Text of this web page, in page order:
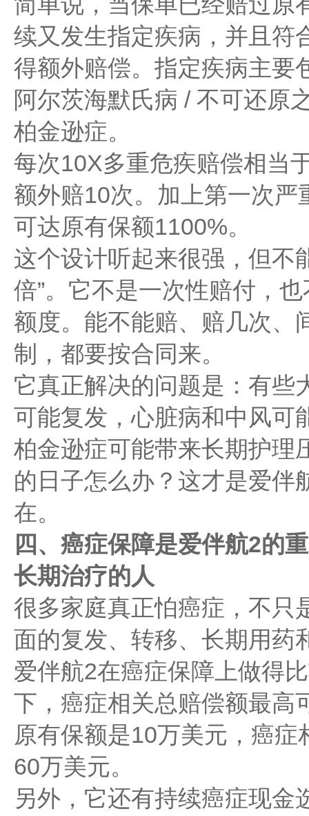
续又发生指定疾病，并且符
得额外赔偿。指定疾病主要
阿尔茨海默氏病 / 不可还原
柏金逊症。
每次10X多重危疾赔偿相当
额外赔10次。加上第一次
可达原有保额1100%。
这个设计听起来很强，但不
倍”。它不是一次性赔付，
额度。能不能赔、赔几次、
制，都要按合同来。
它真正解决的问题是：有些
可能复发，心脏病和中风可
柏金逊症可能带来长期护理
的日子怎么办？这才是爱伴
在。
四、癌症保障是爱伴航2的
长期治疗的人
很多家庭真正怕癌症，不只
面的复发、转移、长期用药
爱伴航2在癌症保障上做得
下，癌症相关总赔偿额最高
原有保额是10万美元，癌
60万美元。
另外，它还有持续癌症现金